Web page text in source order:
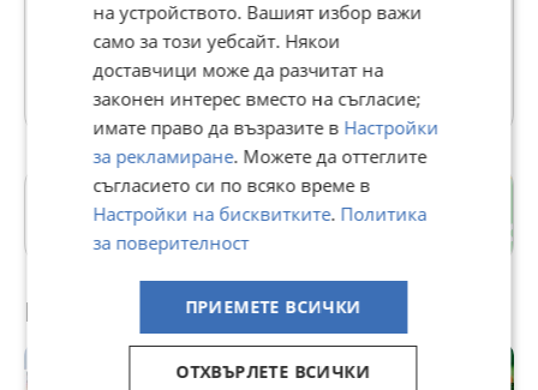
350 Обяви
Още оферти на https://imoti_1001.imot.bg
с. Сърнино
Препоръчани за теб
на устройството. Вашият избор важи
само за този уебсайт. Някои
доставчици може да разчитат на
законен интерес вместо на съгласие;
имате право да възразите в Настройки
за рекламиране. Можете да оттеглите
съгласието си по всяко време в
Настройки на бисквитките. Политика
за поверителност
ПРИЕМЕТЕ ВСИЧКИ
ОТХВЪРЛЕТЕ ВСИЧКИ